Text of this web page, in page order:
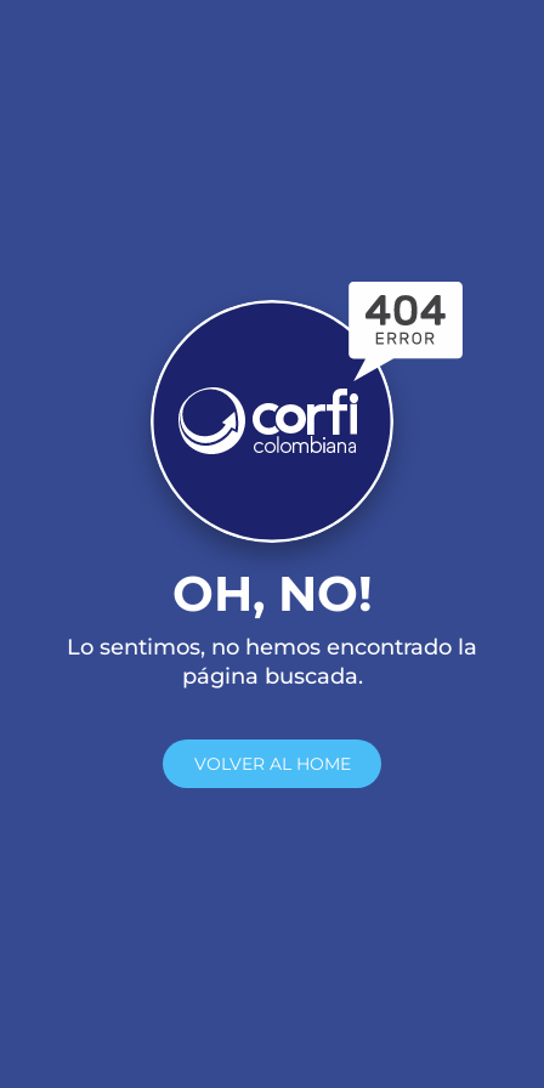
OH, NO!
Lo sentimos, no hemos encontrado la
página buscada.
VOLVER AL HOME